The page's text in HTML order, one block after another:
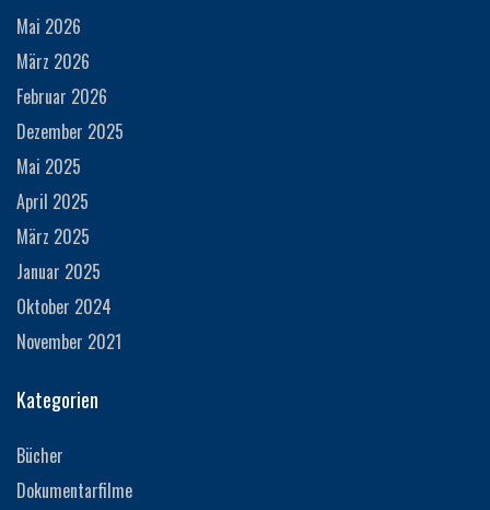
Mai 2026
März 2026
Februar 2026
Dezember 2025
Mai 2025
April 2025
März 2025
Januar 2025
Oktober 2024
November 2021
Kategorien
Bücher
Dokumentarfilme